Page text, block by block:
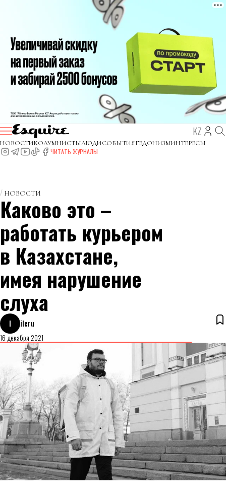
KZ
НОВОСТИКОЛУМНИСТЫЛЮДИСОБЫТИЯГЕДОНИЗМИНТЕРЕСЫ
ЧИТАТЬ ЖУРНАЛЫ
НОВОСТИ
Каково это –
работать курьером
в Казахстане,
имея нарушение
слуха
I
ileru
16 декабря 2021